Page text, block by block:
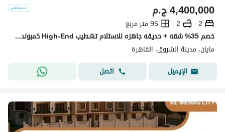
ج.م4,400,000
2
2
95 متر مربع
خصم 35% شقه + حديقه جاهزه للاستلام تشطيب High-End كمبوند مايان - Mayan اميز Destination في الشروق وعلي طريق السويس امام مدينتي بجوار حسن علام و وصالخ
مايان، مدينة الشروق، القاهرة
الإيميل
اتصل